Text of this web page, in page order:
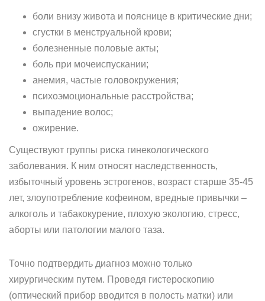
боли внизу живота и пояснице в критические дни;
сгустки в менструальной крови;
болезненные половые акты;
боль при мочеиспускании;
анемия, частые головокружения;
психоэмоциональные расстройства;
выпадение волос;
ожирение.
Существуют группы риска гинекологического
заболевания. К ним относят наследственность,
избыточный уровень эстрогенов, возраст старше 35-45
лет, злоупотребление кофеином, вредные привычки –
алкоголь и табакокурение, плохую экологию, стресс,
аборты или патологии малого таза.
Точно подтвердить диагноз можно только
хирургическим путем. Проведя гистероскопию
(оптический прибор вводится в полость матки) или